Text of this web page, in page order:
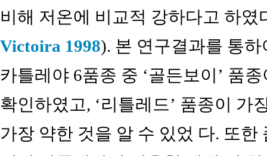
비해 저온에 비교적 강하다고 하였
Victoira 1998). 본 연구결과를 통
카틀레야 6품종 중 ‘골든보이’ 품
확인하였고, ‘리틀레드’ 품종이 가
가장 약한 것을 알 수 있었 다. 또